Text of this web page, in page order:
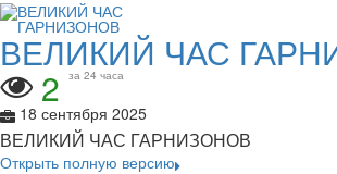
ВЕЛИКИЙ ЧАС
2 за 24 часа
18 сентября 2025
ВЕЛИКИЙ ЧАС ГАРНИЗОНОВ
Открыть полную версию